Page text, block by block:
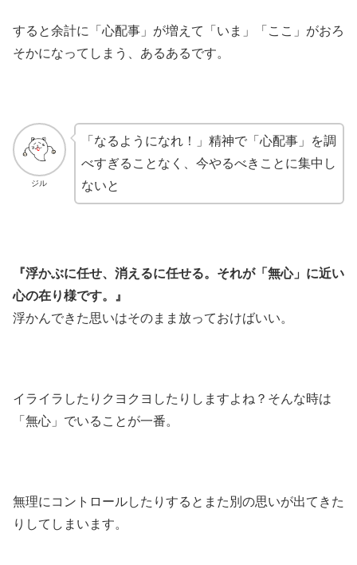
すると余計に「心配事」が増えて「いま」「ここ」がおろ
そかになってしまう、あるあるです。
ジル
「なるようになれ！」精神で「心配事」を調
べすぎることなく、今やるべきことに集中し
ないと
『浮かぶに任せ、消えるに任せる。それが「無心」に近い
心の在り様です。』
浮かんできた思いはそのまま放っておけばいい。
イライラしたりクヨクヨしたりしますよね？そんな時は
「無心」でいることが一番。
無理にコントロールしたりするとまた別の思いが出てきた
りしてしまいます。